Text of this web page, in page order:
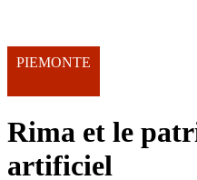
PIEMONTE
Rima et le
artificiel